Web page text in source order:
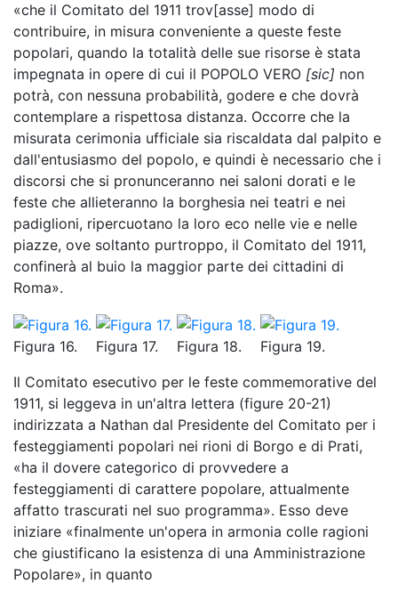
«che il Comitato del 1911 trov[asse] modo di
contribuire, in misura conveniente a queste feste
popolari, quando la totalità delle sue risorse è stata
impegnata in opere di cui il POPOLO VERO [sic] non
potrà, con nessuna probabilità, godere e che dovrà
contemplare a rispettosa distanza. Occorre che la
misurata cerimonia ufficiale sia riscaldata dal palpito e
dall'entusiasmo del popolo, e quindi è necessario che i
discorsi che si pronunceranno nei saloni dorati e le
feste che allieteranno la borghesia nei teatri e nei
padiglioni, ripercuotano la loro eco nelle vie e nelle
piazze, ove soltanto purtroppo, il Comitato del 1911,
confinerà al buio la maggior parte dei cittadini di
Roma».
Figura 16. Figura 17. Figura 18.
Figura 19.
Il Comitato esecutivo per le feste commemorative del
1911, si leggeva in un'altra lettera (figure 20-21)
indirizzata a Nathan dal Presidente del Comitato per i
festeggiamenti popolari nei rioni di Borgo e di Prati,
«ha il dovere categorico di provvedere a
festeggiamenti di carattere popolare, attualmente
affatto trascurati nel suo programma». Esso deve
iniziare «finalmente un'opera in armonia colle ragioni
che giustificano la esistenza di una Amministrazione
Popolare», in quanto